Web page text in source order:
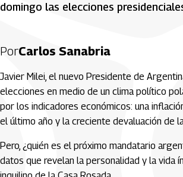
domingo las elecciones
PorCarlos Sanabria
Javier Milei, el nuevo Presidente de
elecciones en medio de un clima político
por los indicadores económicos: una
el último año y la creciente devaluación de
Pero, ¿quién es el próximo mandatario
datos que revelan la personalidad y la vida